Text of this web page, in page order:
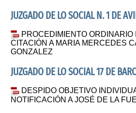
JUZGADO DE LO SOCIAL N. 1 DE
PROCEDIMIENTO ORDINARIO
CITACIÓN A MARIA MERCEDES
GONZALEZ
JUZGADO DE LO SOCIAL 17 DE
DESPIDO OBJETIVO
NOTIFICACIÓN A JOSÉ DE LA